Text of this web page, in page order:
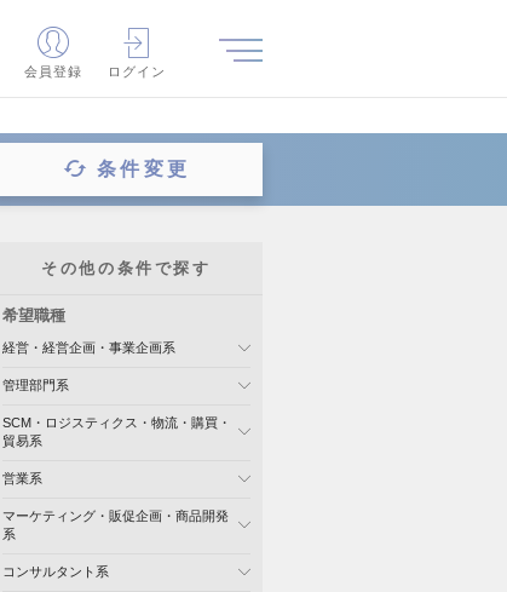
会員登録 ログイン
条件変更
その他の条件で探す
希望職種
経営・経営企画・事業企画系
管理部門系
SCM・ロジスティクス・物流・購買・
貿易系
営業系
マーケティング・販促企画・商品開発
系
コンサルタント系